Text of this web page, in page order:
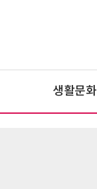
생활문화